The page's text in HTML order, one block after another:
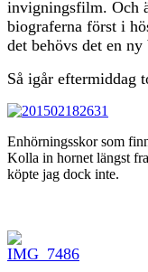
invigningsfilm. Och
biograferna först i
det behövs det en ny
Så igår eftermiddag
Enhörningsskor som
Kolla in hornet längst
köpte jag dock inte.